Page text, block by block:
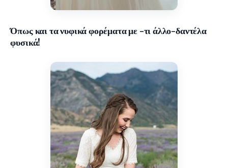
Όπως και τα νυφικά φορέματα με -τι άλλο-δαντέλα
φυσικά!